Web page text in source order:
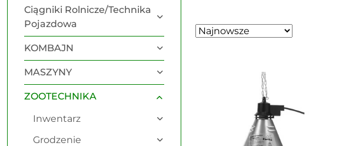
Ciągniki Rolnicze/Technika
Pojazdowa
KOMBAJN
MASZYNY
ZOOTECHNIKA
Inwentarz
Grodzenie
Zastosowano
Sortuj